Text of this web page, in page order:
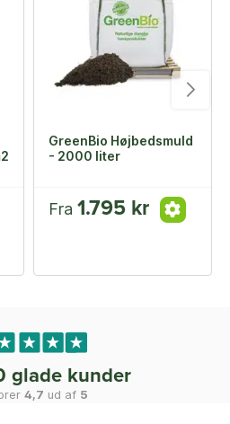
GreenBio Højbedsmuld
- 2000 liter
Fra 1.795 kr
glade kunder
4,7 ud af 5